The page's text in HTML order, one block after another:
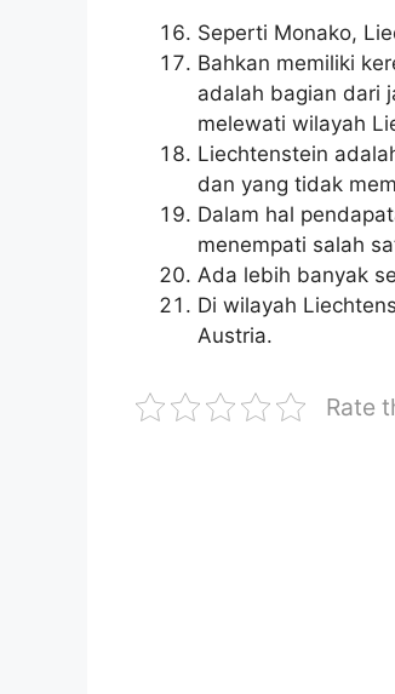
Seperti Monako,
Bahkan memiliki
adalah bagian dari
melewati wilayah
Liechtenstein
dan yang tidak
Dalam hal
menempati salah
Ada lebih banyak
Di wilayah
Austria.
Rate